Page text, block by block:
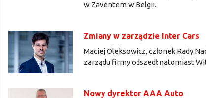
w Zaventem w Belgii.
Zmiany w zarządzie Inter Cars
Maciej Oleksowicz, członek Rady
zarządu firmy odszedł natomiast
Nowy dyrektor AAA Auto